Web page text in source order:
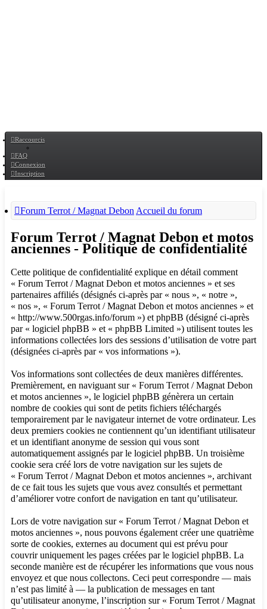
Raccourcis
FAQ
Connexion
Inscription
Forum Terrot / Magnat Debon Accueil du forum
Forum Terrot / Magnat Debon et motos
anciennes - Politique de confidentialité
Cette politique de confidentialité explique en détail comment
« Forum Terrot / Magnat Debon et motos anciennes » et ses
partenaires affiliés (désignés ci-après par « nous », « notre »,
« nos », « Forum Terrot / Magnat Debon et motos anciennes » et
« http://www.500rgas.info/forum ») et phpBB (désigné ci-après
par « logiciel phpBB » et « phpBB Limited ») utilisent toutes les
informations collectées lors des sessions d’utilisation de votre part
(désignées ci-après par « vos informations »).
Vos informations sont collectées de deux manières différentes.
Premièrement, en naviguant sur « Forum Terrot / Magnat Debon
et motos anciennes », le logiciel phpBB génèrera un certain
nombre de cookies qui sont de petits fichiers téléchargés
temporairement par le navigateur internet de votre ordinateur. Les
deux premiers cookies ne contiennent qu’un identifiant utilisateur
et un identifiant anonyme de session qui vous sont
automatiquement assignés par le logiciel phpBB. Un troisième
cookie sera créé lors de votre navigation sur les sujets de
« Forum Terrot / Magnat Debon et motos anciennes », archivant
de ce fait tous les sujets que vous avez consultés et permettant
d’améliorer votre confort de navigation en tant qu’utilisateur.
Lors de votre navigation sur « Forum Terrot / Magnat Debon et
motos anciennes », nous pouvons également créer une quatrième
sorte de cookies, externes au document qui est prévu pour
couvrir uniquement les pages créées par le logiciel phpBB. La
seconde manière est de récupérer les informations que vous nous
envoyez et que nous collectons. Ceci peut correspondre — mais
n’est pas limité à — la publication de messages en tant
qu’utilisateur anonyme, l’inscription sur « Forum Terrot / Magnat